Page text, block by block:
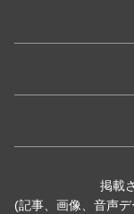
掲載
(記事、画像、音声